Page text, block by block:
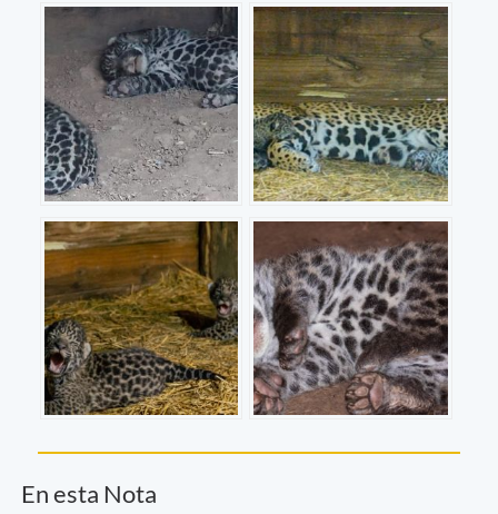
En esta Nota